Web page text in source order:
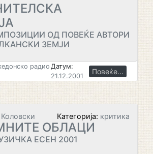
ОД ПОВЕЌЕ АВТОРИ
ЗЕМЈИ
радио Датум:
21.12.2001
Повеќе...
Категорија: критика
ОБЛАЦИ
ЕСЕН 2001